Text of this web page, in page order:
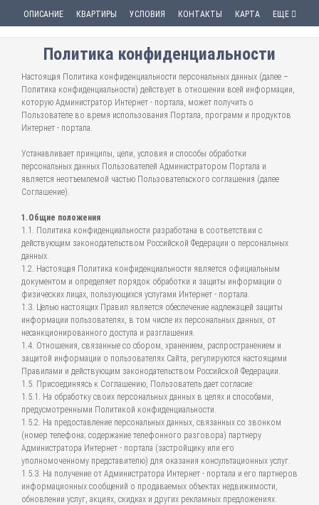
ОПИСАНИЕ КВАРТИРЫ УСЛОВИЯ КОНТАКТЫ КАРТА ЕЩЕ
Политика конфиденциальности
Настоящая Политика конфиденциальности персональных данных (далее –
Политика конфиденциальности) действует в отношении всей информации,
которую Администратор Интернет - портала, может получить о
Пользователе во время использования Портала, программ и продуктов
Интернет - портала.
Устанавливает принципы, цели, условия и способы обработки
персональных данных Пользователей Администратором Портала и
является неотъемлемой частью Пользовательского соглашения (далее
Соглашение).
1.Общие положения
1.1. Политика конфиденциальности разработана в соответствии с
действующим законодательством Российской Федерации о персональных
данных.
1.2. Настоящая Политика конфиденциальности является официальным
документом и определяет порядок обработки и защиты информации о
физических лицах, пользующихся услугами Интернет - портала.
1.3. Целью настоящих Правил является обеспечение надлежащей защиты
информации пользователях, в том числе их персональных данных, от
несанкционированного доступа и разглашения.
1.4. Отношения, связанные со сбором, хранением, распространением и
защитой информации о пользователях Сайта, регулируются настоящими
Правилами и действующим законодательством Российской Федерации.
1.5. Присоединяясь к Соглашению, Пользователь дает согласие:
1.5.1. На обработку своих персональных данных в целях и способами,
предусмотренными Политикой конфиденциальности.
1.5.2. На предоставление персональных данных, связанных со звонком
(номер телефона; содержание телефонного разговора) партнеру
Администратора Интернет - портала (застройщику или его
уполномоченному представителю) для оказания консультационных услуг.
1.5.3. На получение от Администратора Интернет - портала и его партнеров
информационных сообщений о продаваемых объектах недвижимости,
обновлении услуг, акциях, скидках и других рекламных предложениях.